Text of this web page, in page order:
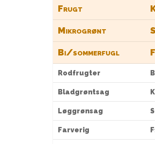
Frugt
Mikrogrønt
Bi/sommerfugl
Rodfrugter
Bladgrøntsag
Løggrønsag
Farverig